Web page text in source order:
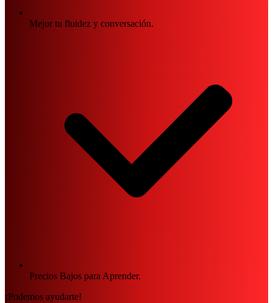
Mejor tu fluidez y conversación.
Precios Bajos para Aprender.
¡Podemos ayudarte!